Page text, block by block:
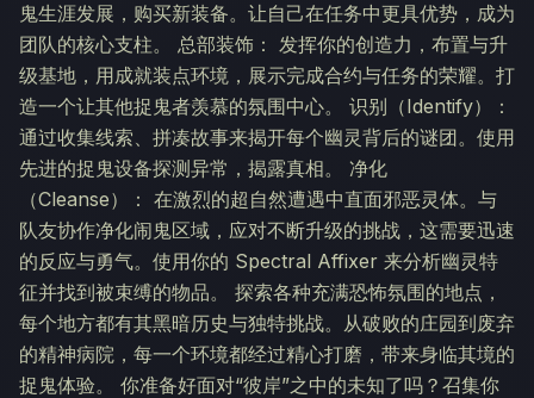
鬼生涯发展，购买新装备。让自己在任务中更具优势，成为
团队的核心支柱。 总部装饰： 发挥你的创造力，布置与升
级基地，用成就装点环境，展示完成合约与任务的荣耀。打
造一个让其他捉鬼者羡慕的氛围中心。 识别（Identify）：
通过收集线索、拼凑故事来揭开每个幽灵背后的谜团。使用
先进的捉鬼设备探测异常，揭露真相。 净化
（Cleanse）： 在激烈的超自然遭遇中直面邪恶灵体。与
队友协作净化闹鬼区域，应对不断升级的挑战，这需要迅速
的反应与勇气。使用你的 Spectral Affixer 来分析幽灵特
征并找到被束缚的物品。 探索各种充满恐怖氛围的地点，
每个地方都有其黑暗历史与独特挑战。从破败的庄园到废弃
的精神病院，每一个环境都经过精心打磨，带来身临其境的
捉鬼体验。 你准备好面对“彼岸”之中的未知了吗？召集你